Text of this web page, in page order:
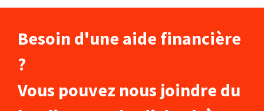
Besoin d'une aide financière
?
Vous pouvez nous joindre du